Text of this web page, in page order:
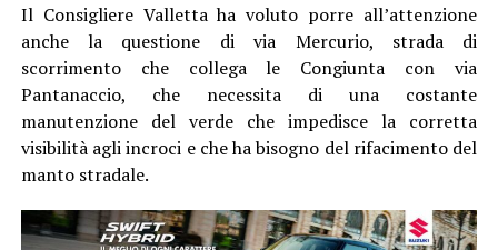
Il Consigliere Valletta ha voluto porre all’attenzione
anche la questione di via Mercurio, strada di
scorrimento che collega le Congiunta con via
Pantanaccio, che necessita di una costante
manutenzione del verde che impedisce la corretta
visibilità agli incroci e che ha bisogno del rifacimento del
manto stradale.